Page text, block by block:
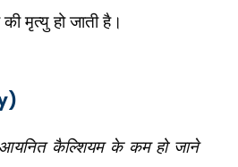
की मृत्यु हो जाती है।
आयनित कैल्शियम के कम हो जाने